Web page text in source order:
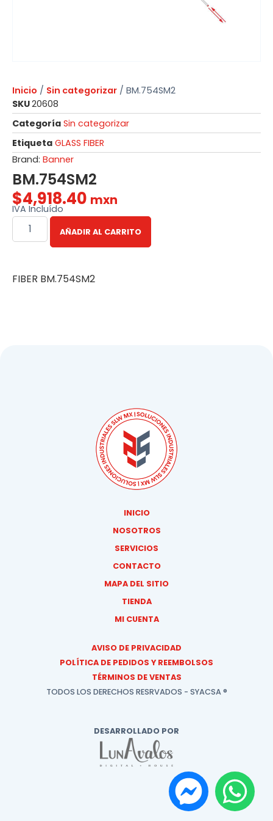
Inicio / Sin categorizar / BM.754SM2
SKU20608
Categoría Sin categorizar
Etiqueta GLASS FIBER
Brand: Banner
BM.754SM2
$4,918.40 mxn
IVA Incluído
AÑADIR AL CARRITO
FIBER BM.754SM2
INICIO
NOSOTROS
SERVICIOS
CONTACTO
MAPA DEL SITIO
TIENDA
MI CUENTA
AVISO DE PRIVACIDAD
POLÍTICA DE PEDIDOS Y REEMBOLSOS
TÉRMINOS DE VENTAS
TODOS LOS DERECHOS RESRVADOS - SYACSA ®
DESARROLLADO POR